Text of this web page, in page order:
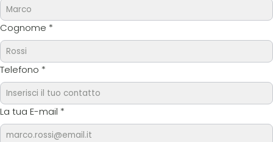
Cognome *
Telefono *
La tua E-mail *